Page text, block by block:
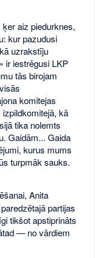
aiz piedurknes,
kur pazudusi
uzrakstīju
ir iestrēgusi LKP
tās birojam
komitejas
izpildkomitejā, kā
tika nolemts
Gaidām... Gaida
kurus mums
turpmāk sauks.
Anita
partijas
tikšot apstiprināts
— no vārdiem